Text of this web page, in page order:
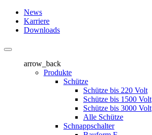
News
Karriere
Downloads
arrow_back
Produkte
Schütze
Schütze bis 220 Volt
Schütze bis 1500 Volt
Schütze bis 3000 Volt
Alle Schütze
Schnappschalter